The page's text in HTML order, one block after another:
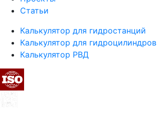
Статьи
Калькулятор для гидростанций
Калькулятор для гидроцилиндров
Калькулятор РВД